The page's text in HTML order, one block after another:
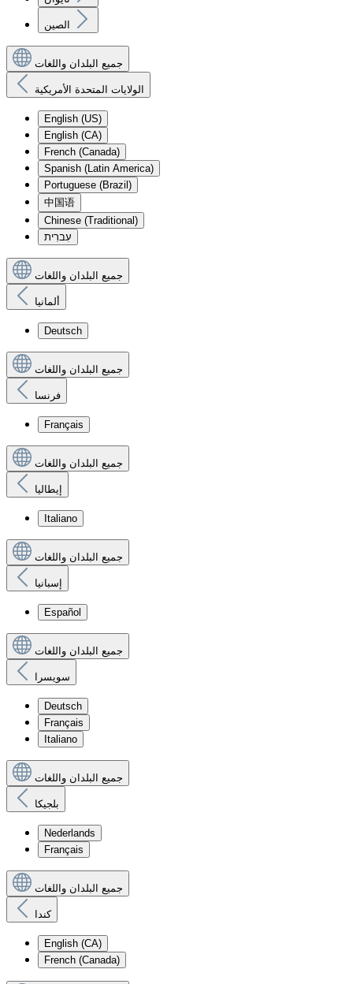
الصين
جميع البلدان واللغات
الولايات المتحدة الأمريكية
English (US)
English (CA)
French (Canada)
Spanish (Latin America)
Portuguese (Brazil)
中国语
Chinese (Traditional)
עִברִית
جميع البلدان واللغات
ألمانيا
Deutsch
جميع البلدان واللغات
فرنسا
Français
جميع البلدان واللغات
إيطاليا
Italiano
جميع البلدان واللغات
إسبانيا
Español
جميع البلدان واللغات
سويسرا
Deutsch
Français
Italiano
جميع البلدان واللغات
بلجيكا
Nederlands
Français
جميع البلدان واللغات
كندا
English (CA)
French (Canada)